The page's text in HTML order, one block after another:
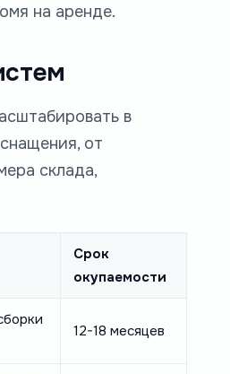
на аренде.
в
от
склада,
Срок
окупаемости
12-18 месяцев